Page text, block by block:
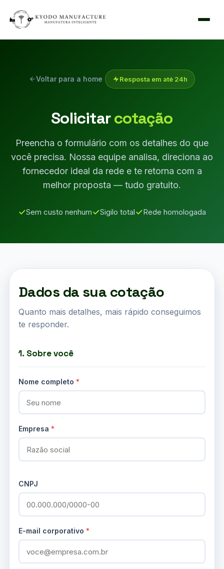
Voltar para a home Resposta em até 24h
Solicitarcotação
Preencha o formulário com os detalhes do que
você precisa. Nossa equipe analisa, direciona ao
fornecedor ideal da rede e te retorna com a
melhor proposta — tudo gratuito.
Sem custo nenhum Sigilo total Rede homologada
Dados da sua cotação
Quanto mais detalhes, mais rápido conseguimos
te responder.
1. Sobre você
Nome completo *
Empresa *
CNPJ
E-mail corporativo *